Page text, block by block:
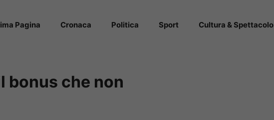
Pagina Cronaca Politica Sport Cultura & Spettacolo
bonus che non